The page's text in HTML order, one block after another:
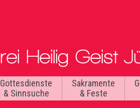
Gottesdienste
& Sinnsuche
Sakramente
& Feste